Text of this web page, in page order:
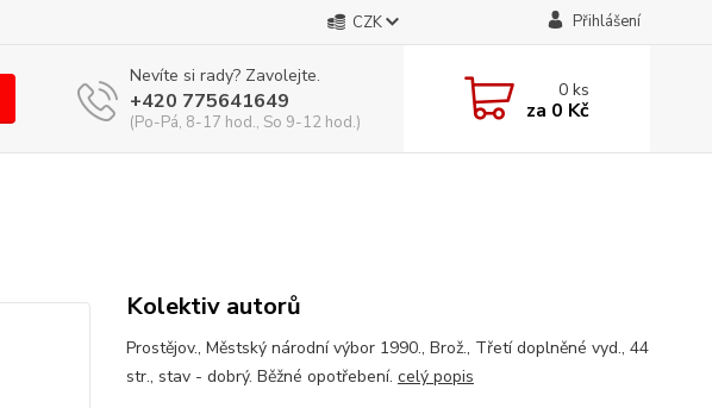
CZK Přihlášení
Nevíte si rady? Zavolejte.
+420 775641649
(Po-Pá, 8-17 hod., So 9-12 hod.)
0ks
za 0 Kč
Kolektiv autorů
Prostějov., Městský národní výbor 1990., Brož., Třetí doplněné vyd., 44
str., stav - dobrý. Běžné opotřebení. celý popis